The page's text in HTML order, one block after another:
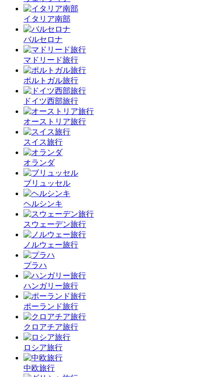
イタリア南部
バルセロナ
マドリード旅行
ポルトガル旅行
ドイツ西部旅行
オーストリア旅行
スイス旅行
オランダ
ブリュッセル
ヘルシンキ
スウェーデン旅行
ノルウェー旅行
プラハ
ハンガリー旅行
ポーランド旅行
クロアチア旅行
ロシア旅行
中欧旅行